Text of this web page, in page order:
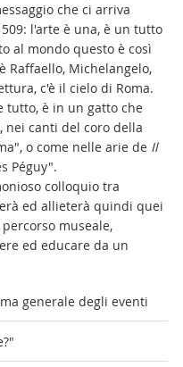
che ci arriva
l'arte è una, è un tutto
al mondo questo è così
Raffaello, Michelangelo,
c'è il cielo di Roma.
tutto, è in un gatto che
canti del coro della
o come nelle arie de Il
Péguy".
colloquio tra
ed allieterà quindi quei
museale,
ed educare da un
generale degli eventi